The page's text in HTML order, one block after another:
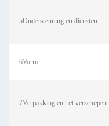
5Ondersteuning en diensten:
6Vorm:
7Verpakking en het verschepen: